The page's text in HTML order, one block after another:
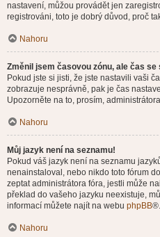
nastavení, můžou provádět jen
registrováni, toto je dobrý důvod, proč
Nahoru
Změnil jsem časovou zónu, ale čas
Pokud jste si jisti, že jste nastavili vaši
zobrazuje nesprávně, pak je čas
Upozorněte na to, prosím,
Nahoru
Můj jazyk není na seznamu!
Pokud váš jazyk není na seznamu
nenainstaloval, nebo nikdo toto fórum
zeptat administrátora fóra, jestli může
překlad do vašeho jazyku neexistuje,
informací můžete najít na webu phpBB®.
Nahoru